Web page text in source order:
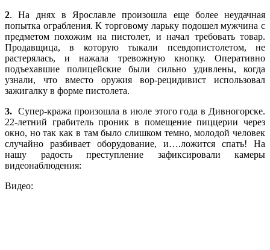
2. На днях в Ярославле произошла еще более неудачная
попытка ограбления. К торговому ларьку подошел мужчина с
предметом похожим на пистолет, и начал требовать товар.
Продавщица, в которую тыкали псевдопистолетом, не
растерялась, и нажала тревожную кнопку. Оперативно
подъехавшие полицейские были сильно удивлены, когда
узнали, что вместо оружия вор-рецидивист использовал
зажигалку в форме пистолета.
3. Супер-кража произошла в июле этого года в Дивногорске.
22-летний грабитель проник в помещение пиццерии через
окно, но так как в там было слишком темно, молодой человек
случайно разбивает оборудование, и….ложится спать! На
нашу радость преступление зафиксировали камеры
видеонаблюдения:
Видео: